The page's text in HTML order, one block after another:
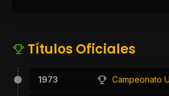
Títulos Oficiales
1973 Campeonato